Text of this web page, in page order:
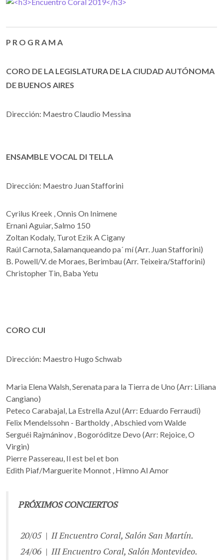
P R O G R A M A
CORO DE LA LEGISLATURA DE LA CIUDAD AUTÓNOMA
DE BUENOS AIRES
Dirección: Maestro Claudio Messina
ENSAMBLE VOCAL DI TELLA
Dirección: Maestro Juan Stafforini
Cyrilus Kreek , Onnis On Inimene
Ernani Aguiar, Salmo 150
Zoltan Kodaly, Turot Ezik A Cigany
Raúl Carnota, Salamanqueando pa´ mí (Arr. Juan Stafforini)
B. Powell/V. de Moraes, Berimbau (Arr. Teixeira/Stafforini)
Christopher Tin, Baba Yetu
CORO CUI
Dirección: Maestro Hugo Schwab
Maria Elena Walsh, Serenata para la Tierra de Uno (Arr: Liliana
Cangiano)
Peteco Carabajal, La Estrella Azul (Arr: Eduardo Ferraudi)
Felix Mendelssohn - Bartholdy , Abschied vom Walde
Serguéi Rajmáninov , Bogoróditze Devo (Arr: Rejoice, O
Virgin)
Pierre Passereau, Il est bel et bon
Edith Piaf/Marguerite Monnot , Himno Al Amor
PRÓXIMOS CONCIERTOS
20/05 | II Encuentro Coral, Salón San Martín.
24/06 | III Encuentro Coral, Salón Montevideo.